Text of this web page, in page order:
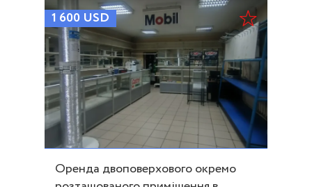
1 600 USD
Оренда двоповерхового окремо